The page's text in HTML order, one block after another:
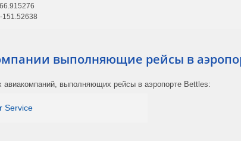
151.52638
выполняющие рейсы в
авиакомпаний, выполняющих рейсы в аэропорте Bettles:
Service